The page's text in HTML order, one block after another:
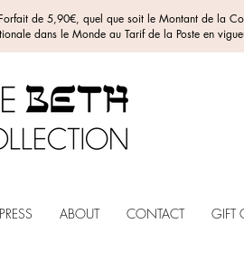
de 5,90€, quel que soit le Montant de la
dans le Monde au Tarif de la Poste en
PRESS ABOUT CONTACT GIFT